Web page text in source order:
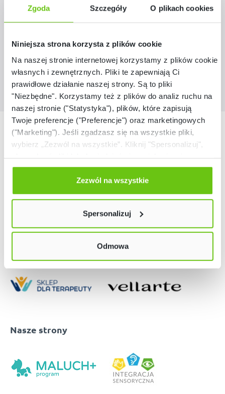
Zgoda Szczegóły O plikach cookies
Niniejsza strona korzysta z plików cookie
Na naszej stronie internetowej korzystamy z plików cookie:
własnych i zewnętrznych. Pliki te zapewniają Ci
prawidłowe działanie naszej strony. Są to pliki
"Niezbędne". Korzystamy też z plików do analiz ruchu na
naszej stronie ("Statystyka"), plików, które zapisują
Twoje preferencje ("Preferencje") oraz marketingowych
("Marketing"). Jeśli zgadzasz się na wszystkie pliki,
wybierz „Zezwól na wszystkie”. Kliknij "Spersonalizuj",
Odmów zgody poprzez przycisk „Odmowa”. Wtedy
użyjemy tylko plików niezbędnych dla naszej strony.
Twój wybór możesz zmienić przez kliknięcie przycisku w
Polityce prywatności
Zezwól na wszystkie
Spersonalizuj
Odmowa
Kod produktu:842123
Nasze marki
Nasze strony